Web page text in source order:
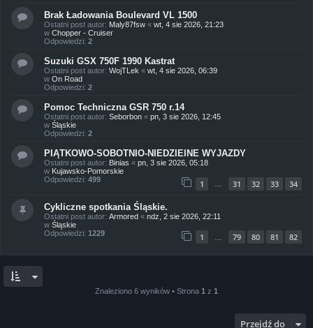
Brak Ładowania Boulevard VL 1500
Ostatni post autor: Maly87fsw « wt, 4 sie 2026, 21:23
w Chopper - Cruiser
Odpowiedzi: 2
Suzuki GSX 750F 1990 Kastrat
Ostatni post autor: WojTLek « wt, 4 sie 2026, 06:39
w On Road
Odpowiedzi: 2
Pomoc Techniczna GSR 750 r.14
Ostatni post autor: Seborbon « pn, 3 sie 2026, 12:45
w Śląskie
Odpowiedzi: 2
PIĄTKOWO-SOBOTNIO-NIEDZIElNE WYJAZDY
Ostatni post autor: Binias « pn, 3 sie 2026, 05:18
w Kujawsko-Pomorskie
Odpowiedzi: 499 1 31 32 33 34
Cykliczne spotkania Śląskie.
Ostatni post autor: Armored « ndz, 2 sie 2026, 22:11
w Śląskie
Odpowiedzi: 1229 1 79 80 81 82
Znaleziono 6 wyników • Strona 1 z 1
Przejdź do